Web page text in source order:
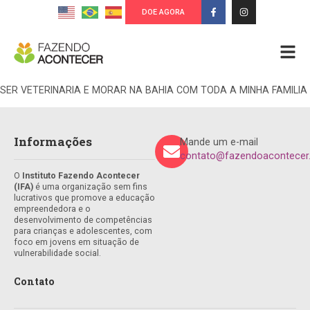
DOE AGORA
SER VETERINARIA E MORAR NA BAHIA COM TODA A MINHA FAMILIA
Informações
O Instituto Fazendo Acontecer
(IFA) é uma organização sem fins
lucrativos que promove a educação
empreendedora e o
desenvolvimento de competências
para crianças e adolescentes, com
foco em jovens em situação de
vulnerabilidade social.
Contato
Mande um e-mail